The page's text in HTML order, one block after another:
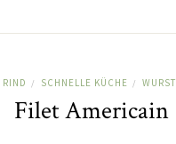
RIND / SCHNELLE KÜCHE / WURST
Filet Americain